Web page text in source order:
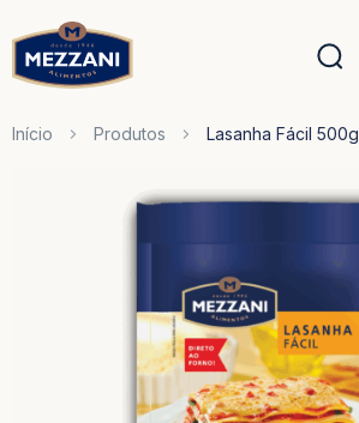
Início Produtos Lasanha Fácil 500g